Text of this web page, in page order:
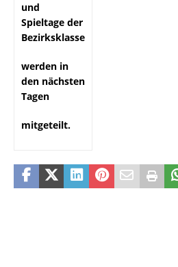
und
Spieltage der
Bezirksklasse
werden in
den nächsten
Tagen
mitgeteilt.